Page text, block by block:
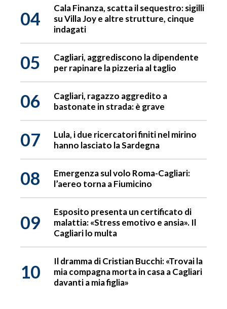
04
Cala Finanza, scatta il sequestro: sigilli
su Villa Joy e altre strutture, cinque
indagati
05
Cagliari, aggrediscono la dipendente
per rapinare la pizzeria al taglio
06
Cagliari, ragazzo aggredito a
bastonate in strada: è grave
07
Lula, i due ricercatori finiti nel mirino
hanno lasciato la Sardegna
08
Emergenza sul volo Roma-Cagliari:
l’aereo torna a Fiumicino
09
Esposito presenta un certificato di
malattia: «Stress emotivo e ansia». Il
Cagliari lo multa
10
Il dramma di Cristian Bucchi: «Trovai la
mia compagna morta in casa a Cagliari
davanti a mia figlia»